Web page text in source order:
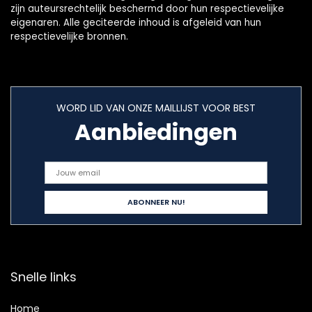
zijn auteursrechtelijk beschermd door hun respectievelijke
eigenaren. Alle geciteerde inhoud is afgeleid van hun
respectievelijke bronnen.
WORD LID VAN ONZE MAILLIJST VOOR BEST
Aanbiedingen
Snelle links
Home